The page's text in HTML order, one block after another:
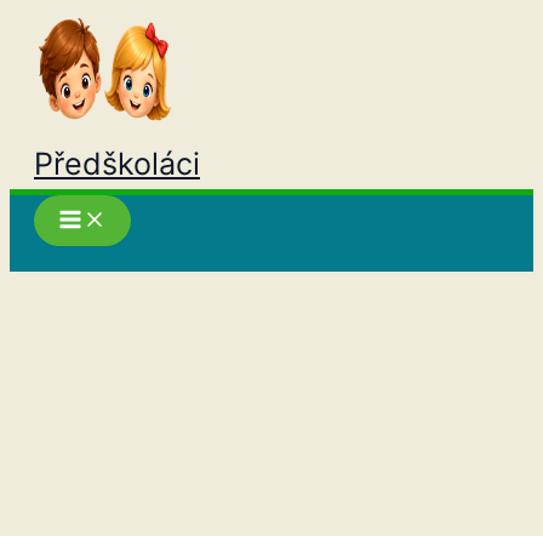
Přeskočit
obsah
Předškoláci